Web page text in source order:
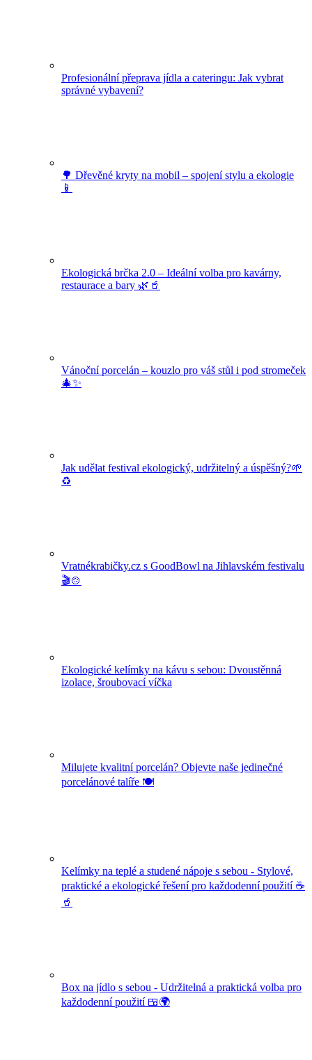
Profesionální přeprava jídla a cateringu: Jak vybrat
správné vybavení?
🌳 Dřevěné kryty na mobil – spojení stylu a ekologie
📱
Ekologická brčka 2.0 – Ideální volba pro kavárny,
restaurace a bary 🌿🥤
Vánoční porcelán – kouzlo pro váš stůl i pod stromeček
🎄✨
Jak udělat festival ekologický, udržitelný a úspěšný?🌱
♻️
Vratnékrabičky.cz s GoodBowl na Jihlavském festivalu
🎬🍲
Ekologické kelímky na kávu s sebou: Dvoustěnná
izolace, šroubovací víčka
Milujete kvalitní porcelán? Objevte naše jedinečné
porcelánové talíře 🍽️
Kelímky na teplé a studené nápoje s sebou - Stylové,
praktické a ekologické řešení pro každodenní použití ☕
🥤
Box na jídlo s sebou - Udržitelná a praktická volba pro
každodenní použití 🍱🌍